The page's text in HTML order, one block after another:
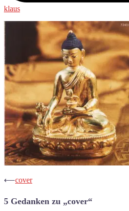
klaus
Beitrags-
Navigation
⟵cover
5 Gedanken zu „cover“